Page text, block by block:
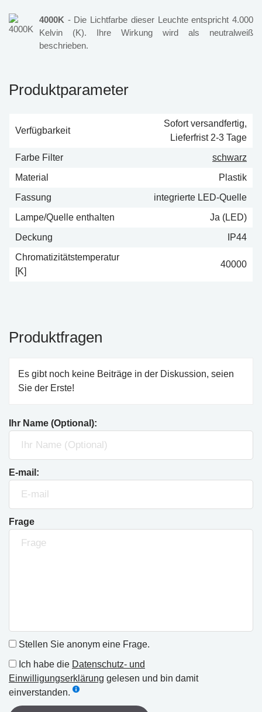
4000K - Die Lichtfarbe dieser Leuchte entspricht 4.000
Kelvin (K). Ihre Wirkung wird als neutralweiß
beschrieben.
Produktparameter
Verfügbarkeit
Sofort versandfertig,
Lieferfrist 2-3 Tage
Farbe Filter
schwarz
Material
Plastik
Fassung
integrierte LED-Quelle
Lampe/Quelle enthalten
Ja (LED)
Deckung
IP44
Chromatizitätstemperatur
[K]
40000
Produktfragen
Es gibt noch keine Beiträge in der Diskussion, seien
Sie der Erste!
Ihr Name (Optional):
E-mail:
Frage
Stellen Sie anonym eine Frage.
Ich habe die Datenschutz- und
Einwilligungserklärung gelesen und bin damit
einverstanden.